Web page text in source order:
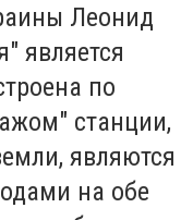
Леонид
является
по
станции,
являются
на обе